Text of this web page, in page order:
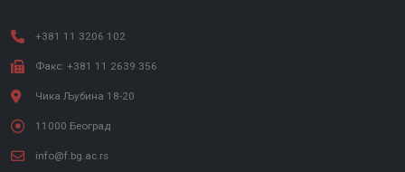
+381 11 3206 102
Факс: +381 11 2639 356
Чика Љубина 18-20
11000 Београд
info@f.bg.ac.rs